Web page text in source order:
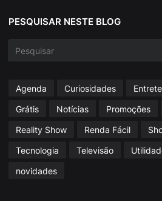
PESQUISAR NESTE BLOG
Agenda Curiosidades
Grátis
Notícias Promoções
Reality Show
Renda Fácil
Tecnologia
Televisão
novidades